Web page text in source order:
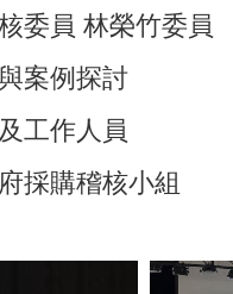
委員 林榮竹委員
案例探討
工作人員
採購稽核小組